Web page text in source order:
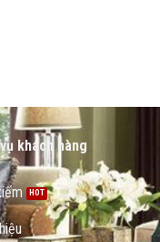
khách hàng